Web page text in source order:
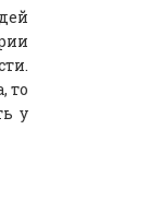
то
у